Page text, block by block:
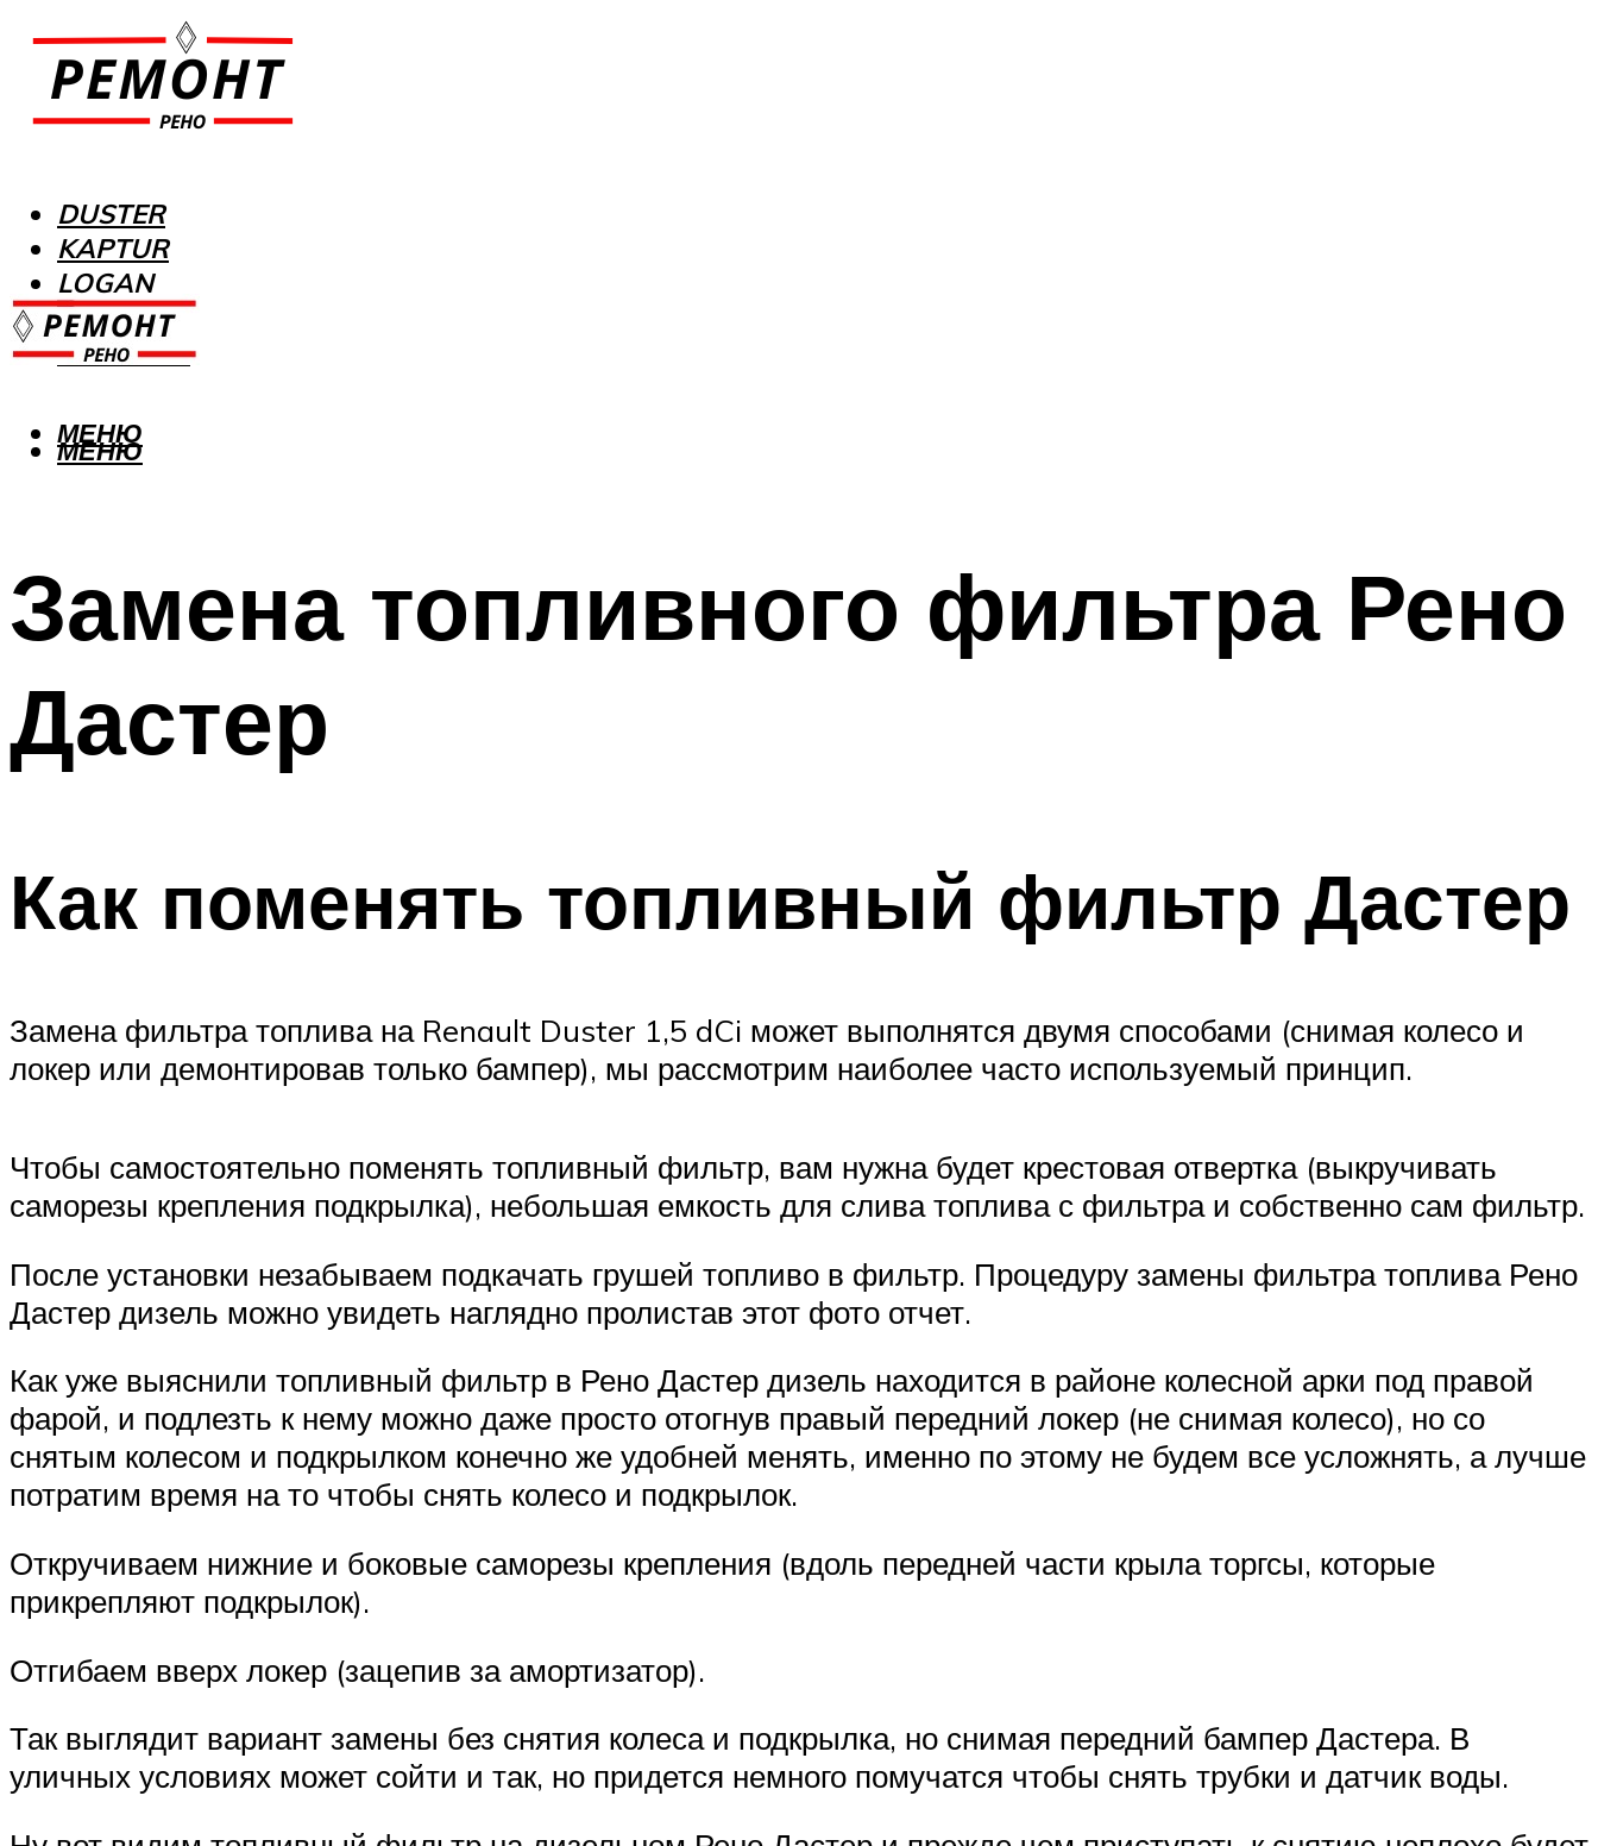
DUSTER
KAPTUR
LOGAN
MEGANE
SANDERO
МЕНЮ
МЕНЮ
Замена топливного фильтра Рено
Дастер
Как поменять топливный фильтр Дастер
Замена фильтра топлива на Renault Duster 1,5 dCi может выполнятся двумя способами (снимая колесо и
локер или демонтировав только бампер), мы рассмотрим наиболее часто используемый принцип.
Чтобы самостоятельно поменять топливный фильтр, вам нужна будет крестовая отвертка (выкручивать
саморезы крепления подкрылка), небольшая емкость для слива топлива с фильтра и собственно сам фильтр.
После установки незабываем подкачать грушей топливо в фильтр. Процедуру замены фильтра топлива Рено
Дастер дизель можно увидеть наглядно пролистав этот фото отчет.
Как уже выяснили топливный фильтр в Рено Дастер дизель находится в районе колесной арки под правой
фарой, и подлезть к нему можно даже просто отогнув правый передний локер (не снимая колесо), но со
снятым колесом и подкрылком конечно же удобней менять, именно по этому не будем все усложнять, а лучше
потратим время на то чтобы снять колесо и подкрылок.
Откручиваем нижние и боковые саморезы крепления (вдоль передней части крыла торгсы, которые
прикрепляют подкрылок).
Отгибаем вверх локер (зацепив за амортизатор).
Так выглядит вариант замены без снятия колеса и подкрылка, но снимая передний бампер Дастера. В
уличных условиях может сойти и так, но придется немного помучатся чтобы снять трубки и датчик воды.